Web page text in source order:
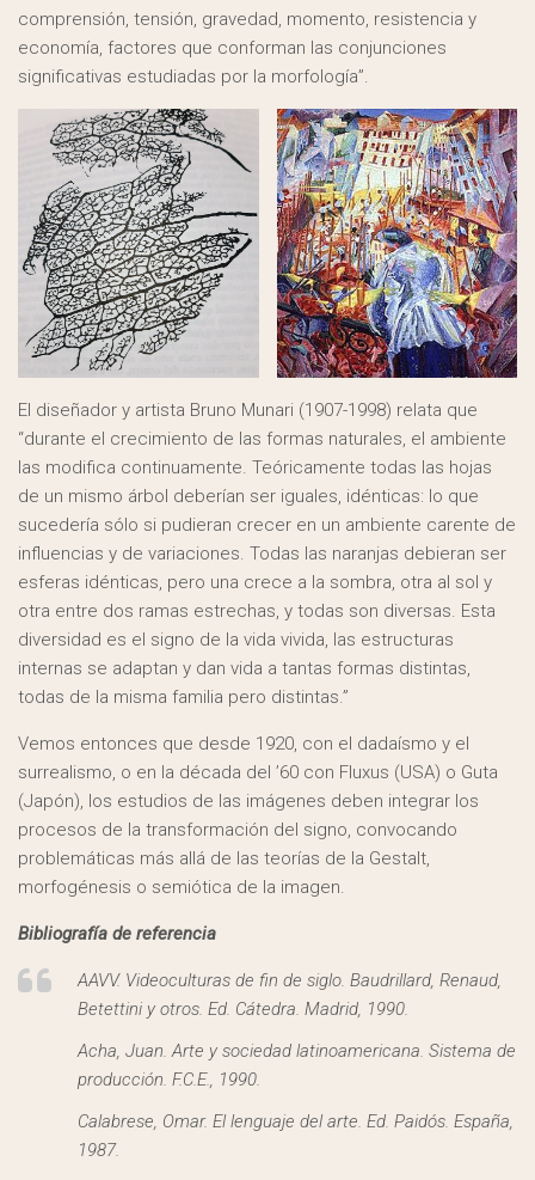
comprensión, tensión, gravedad, momento, resistencia y
economía, factores que conforman las conjunciones
significativas estudiadas por la morfología”.
El diseñador y artista Bruno Munari (1907-1998) relata que
“durante el crecimiento de las formas naturales, el ambiente
las modifica continuamente. Teóricamente todas las hojas
de un mismo árbol deberían ser iguales, idénticas: lo que
sucedería sólo si pudieran crecer en un ambiente carente de
influencias y de variaciones. Todas las naranjas debieran ser
esferas idénticas, pero una crece a la sombra, otra al sol y
otra entre dos ramas estrechas, y todas son diversas. Esta
diversidad es el signo de la vida vivida, las estructuras
internas se adaptan y dan vida a tantas formas distintas,
todas de la misma familia pero distintas.”
Vemos entonces que desde 1920, con el dadaísmo y el
surrealismo, o en la década del ’60 con Fluxus (USA) o Guta
(Japón), los estudios de las imágenes deben integrar los
procesos de la transformación del signo, convocando
problemáticas más allá de las teorías de la Gestalt,
morfogénesis o semiótica de la imagen.
Bibliografía de referencia
AAVV. Videoculturas de fin de siglo. Baudrillard, Renaud,
Betettini y otros. Ed. Cátedra. Madrid, 1990.
Acha, Juan. Arte y sociedad latinoamericana. Sistema de
producción. F.C.E., 1990.
Calabrese, Omar. El lenguaje del arte. Ed. Paidós. España,
1987.